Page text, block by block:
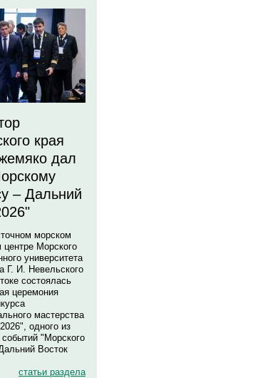
края
дал
– Дальний
морском
центре Морского
университета
Г. И. Невельского
состоялась
церемония
мастерства
одного из
"Морского
Восток
статьи раздела